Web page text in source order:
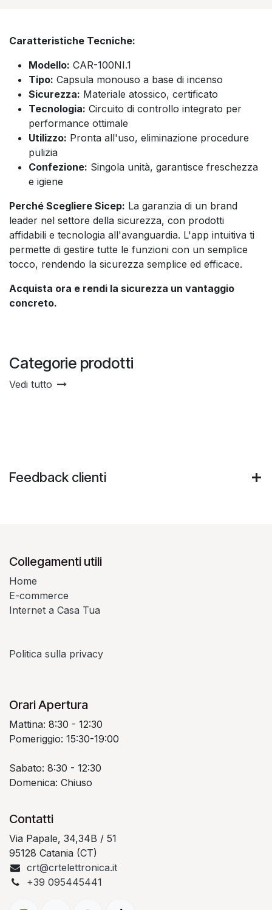
Caratteristiche Tecniche:
Modello: CAR-100NI.1
Tipo: Capsula monouso a base di incenso
Sicurezza: Materiale atossico, certificato
Tecnologia: Circuito di controllo integrato per
performance ottimale
Utilizzo: Pronta all'uso, eliminazione procedure
pulizia
Confezione: Singola unità, garantisce freschezza
e igiene
Perché Scegliere Sicep: La garanzia di un brand
leader nel settore della sicurezza, con prodotti
affidabili e tecnologia all'avanguardia. L'app intuitiva ti
permette di gestire tutte le funzioni con un semplice
tocco, rendendo la sicurezza semplice ed efficace.
Acquista ora e rendi la sicurezza un vantaggio
concreto.
Categorie prodotti
Vedi tutto
Feedback clienti
Collegamenti utili
Home
E-commerce
Internet a Casa Tua
Politica sulla privacy
Orari Apertura
Mattina: 8:30 - 12:30
Pomeriggio: 15:30-19:00
Sabato: 8:30 - 12:30
Domenica: Chiuso
Contatti
Via Papale, 34,34B / 51
95128 Catania (CT)
crt@crtelettronica.it
+39 095445441